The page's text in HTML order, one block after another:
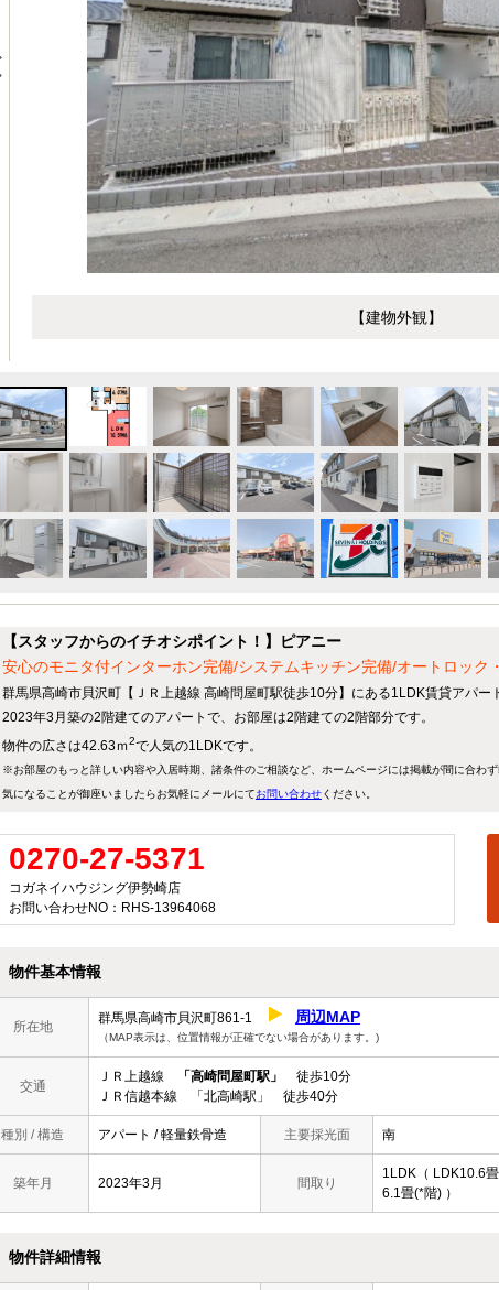
【建物外観】
【スタッフからのイチオシポイント！】ピアニー
安心のモニタ付インターホン完備/システムキッチン完備/オートロッ
群馬県高崎市貝沢町【ＪＲ上越線 高崎問屋町駅徒歩10分】にある1LDK賃貸アパー
2023年3月築の2階建てのアパートで、お部屋は2階建ての2階部分です。
物件の広さは42.63ｍ2で人気の1LDKです。
※お部屋のもっと詳しい内容や入居時期、諸条件のご相談など、ホームページには掲載が間に合わず
気になることが御座いましたらお気軽にメールにてお問い合わせください。
0270-27-5371
コガネイハウジング伊勢崎店
お問い合わせNO：RHS-13964068
物件基本情報
所在地
群馬県高崎市貝沢町861-1 周辺MAP
（MAP表示は、位置情報が正確でない場合があります。)
交通
ＪＲ上越線 「高崎問屋町駅」
徒歩10分
ＪＲ信越本線 「北高崎駅」 徒歩40分
種別 / 構造 アパート / 軽量鉄骨造 主要採光面 南
築年月 2023年3月 間取り
1LDK（ LDK10.6
6.1畳(*階) ）
物件詳細情報